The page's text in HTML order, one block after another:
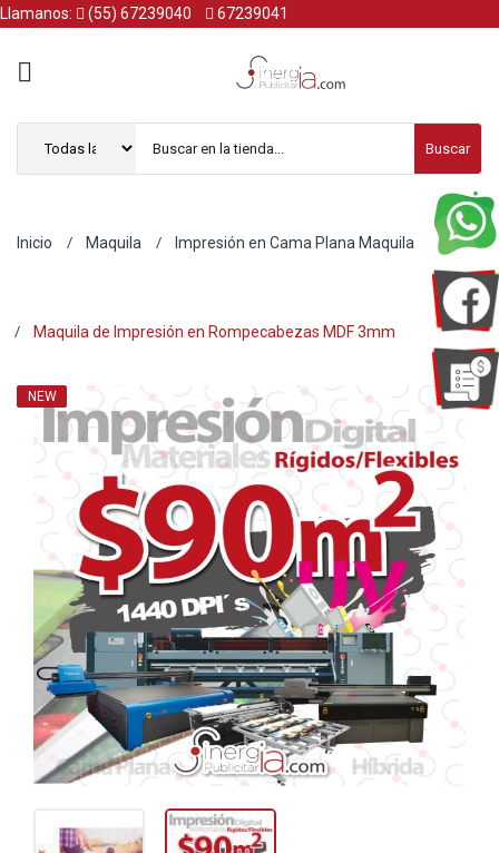
Llamanos: (55) 67239040 67239041
Buscar
Inicio Maquila Impresión en Cama Plana Maquila
Maquila de Impresión en Rompecabezas MDF 3mm
NEW